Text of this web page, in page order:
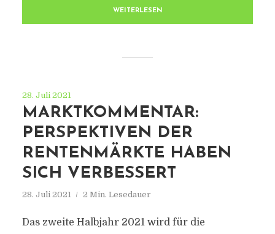
WEITERLESEN
28. Juli 2021
MARKTKOMMENTAR:
PERSPEKTIVEN DER
RENTENMÄRKTE HABEN
SICH VERBESSERT
28. Juli 2021 2 Min. Lesedauer
Das zweite Halbjahr 2021 wird für die